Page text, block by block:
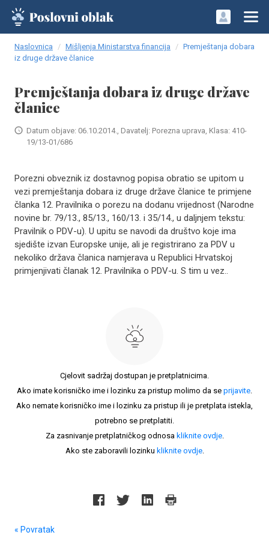
Naslovnica Mišljenja Ministarstva financija
Premještanja dobara
iz druge države članice
Premještanja dobara iz druge države
članice
Datum objave: 06.10.2014., Davatelj: Porezna uprava, Klasa: 410-
19/13-01/686
Porezni obveznik iz dostavnog popisa obratio se upitom u
vezi premještanja dobara iz druge države članice te primjene
članka 12. Pravilnika o porezu na dodanu vrijednost (Narodne
novine br. 79/13., 85/13., 160/13. i 35/14., u daljnjem tekstu:
Pravilnik o PDV-u). U upitu se navodi da društvo koje ima
sjedište izvan Europske unije, ali je registrirano za PDV u
nekoliko država članica namjerava u Republici Hrvatskoj
primjenjivati članak 12. Pravilnika o PDV-u. S tim u vez..
Cjelovit sadržaj dostupan je pretplatnicima.
Ako imate korisničko ime i lozinku za pristup molimo da se prijavite.
Ako nemate korisničko ime i lozinku za pristup ili je pretplata istekla,
potrebno se pretplatiti.
Za zasnivanje pretplatničkog odnosa kliknite ovdje.
Ako ste zaboravili lozinku kliknite ovdje.
« Povratak